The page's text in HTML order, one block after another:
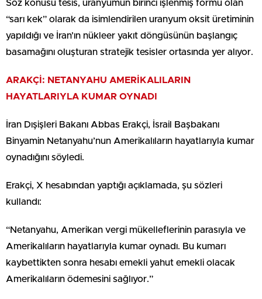
Söz konusu tesis, uranyumun birinci işlenmiş formu olan
“sarı kek” olarak da isimlendirilen uranyum oksit üretiminin
yapıldığı ve İran’ın nükleer yakıt döngüsünün başlangıç
basamağını oluşturan stratejik tesisler ortasında yer alıyor.
ARAKÇİ: NETANYAHU AMERİKALILARIN
HAYATLARIYLA KUMAR OYNADI
İran Dışişleri Bakanı Abbas Erakçi, İsrail Başbakanı
Binyamin Netanyahu’nun Amerikalıların hayatlarıyla kumar
oynadığını söyledi.
Erakçi, X hesabından yaptığı açıklamada, şu sözleri
kullandı:
“Netanyahu, Amerikan vergi mükelleflerinin parasıyla ve
Amerikalıların hayatlarıyla kumar oynadı. Bu kumarı
kaybettikten sonra hesabı emekli yahut emekli olacak
Amerikalıların ödemesini sağlıyor.”